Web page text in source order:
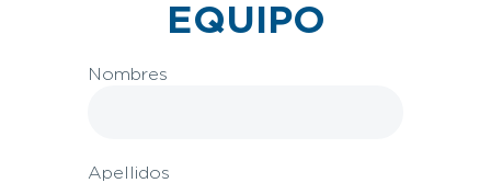
EQUIPO
Nombres
Apellidos